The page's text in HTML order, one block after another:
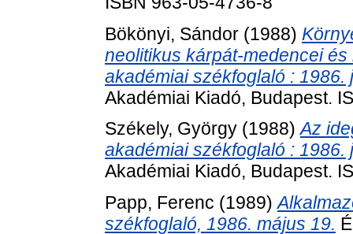
Bökönyi, Sándor (1988)
neolitikus kárpát-medencei
akadémiai székfoglaló : 1986.
Akadémiai Kiadó, Budapest.
Székely, György (1988)Az
akadémiai székfoglaló : 1986.
Akadémiai Kiadó, Budapest.
Papp, Ferenc (1989)
székfoglaló, 1986. május 19.